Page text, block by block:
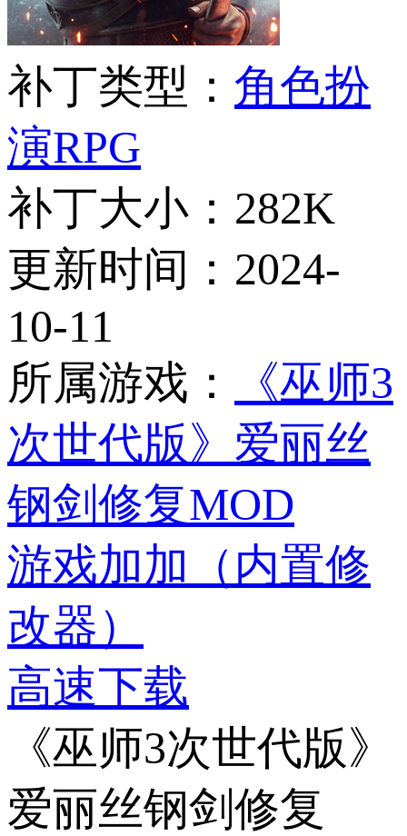
补丁类型： 角色扮
演RPG
补丁大小： 282K
更新时间： 2024-
10-11
所属游戏：
《巫师3
次世代版》爱丽丝
钢剑修复MOD
游戏加加（内置修
改器）
高速下载
《巫师3次世代版》
爱丽丝钢剑修复